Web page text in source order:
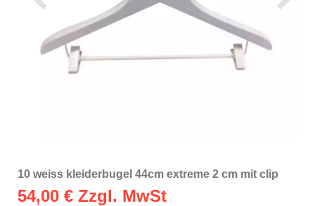
10 weiss kleiderbugel 44cm extreme 2 cm mit clip
54,00 € Zzgl. MwSt